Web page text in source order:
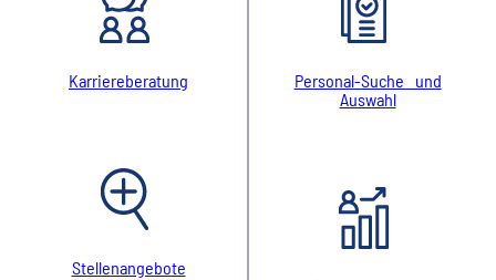
Karriereberatung
Stellenangebote
Personal-Suche und
Auswahl